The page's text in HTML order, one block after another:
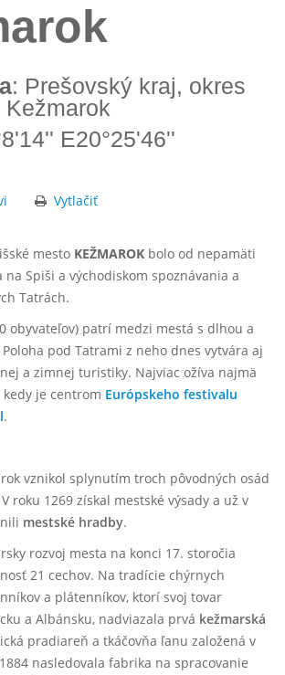
: Prešovský kraj, okres
Kežmarok
E20°25'46''
Vytlačiť
mesto KEŽMAROK bolo od nepamäti
Spiši a východiskom spoznávania a
Tatrách.
obyvateľov) patrí medzi mestá s dlhou a
pod Tatrami z neho dnes vytvára aj
a zimnej turistiky. Najviac ožíva najmä
je centrom Európskeho festivalu
.
vznikol splynutím troch pôvodných osád
roku 1269 získal mestské výsady a už v
mestské hradby.
rozvoj mesta na konci 17. storočia
21 cechov. Na tradície chýrnych
a plátenníkov, ktorí svoj tovar
a Albánsku, nadviazala prvá kežmarská
pradiareň a tkáčovňa ľanu založená v
nasledovala fabrika na spracovanie